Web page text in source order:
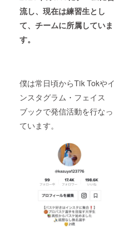
流し、現在は練習生とし
て、チームに所属していま
す。
僕は常日頃からTik Tokやイ
ンスタグラム・フェイス
ブックで発信活動を行なっ
ています。